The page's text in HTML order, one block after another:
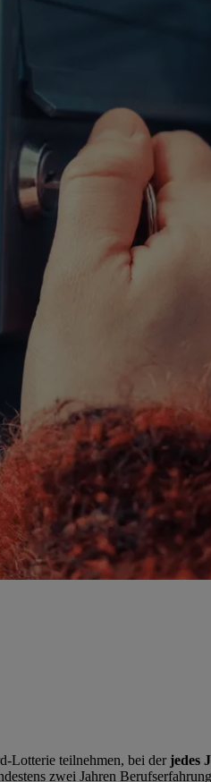
Lotterie teilnehmen, bei der jedes
zwei Jahren